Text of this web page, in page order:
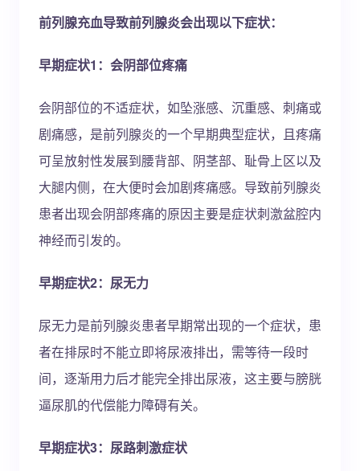
前列腺充血导致前列腺炎会出现以下症状：
早期症状1：会阴部位疼痛
会阴部位的不适症状，如坠涨感、沉重感、刺痛或
剧痛感，是前列腺炎的一个早期典型症状，且疼痛
可呈放射性发展到腰背部、阴茎部、耻骨上区以及
大腿内侧，在大便时会加剧疼痛感。导致前列腺炎
患者出现会阴部疼痛的原因主要是症状刺激盆腔内
神经而引发的。
早期症状2：尿无力
尿无力是前列腺炎患者早期常出现的一个症状，患
者在排尿时不能立即将尿液排出，需等待一段时
间，逐渐用力后才能完全排出尿液，这主要与膀胱
逼尿肌的代偿能力障碍有关。
早期症状3：尿路刺激症状